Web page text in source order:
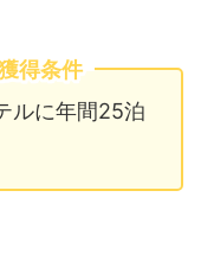
得条件
ルに年間25泊